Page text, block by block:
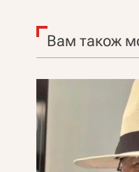
Вам також